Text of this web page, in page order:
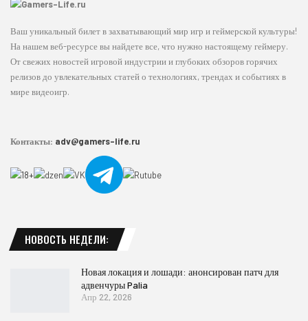
Ваш уникальный билет в захватывающий мир игр и геймерской культуры!
На нашем веб-ресурсе вы найдете все, что нужно настоящему геймеру.
От свежих новостей игровой индустрии и глубоких обзоров горячих
релизов до увлекательных статей о технологиях, трендах и событиях в
мире видеоигр.
Контакты: adv@gamers-life.ru
НОВОСТЬ НЕДЕЛИ:
Новая локация и лошади: анонсирован патч для
адвенчуры Palia
Апр 22, 2026